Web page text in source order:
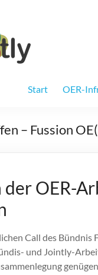
Start OER-
– Fussion
der OER-
Call des Bündnis
und Jointly-